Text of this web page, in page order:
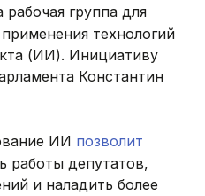
рабочая группа для
технологий
(ИИ). Инициативу
Константин
ИИ позволит
работы депутатов,
и наладить более